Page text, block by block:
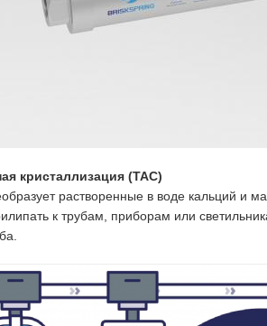
кристаллизация (TAC)
растворенные в воде кальций и
к трубам, приборам или